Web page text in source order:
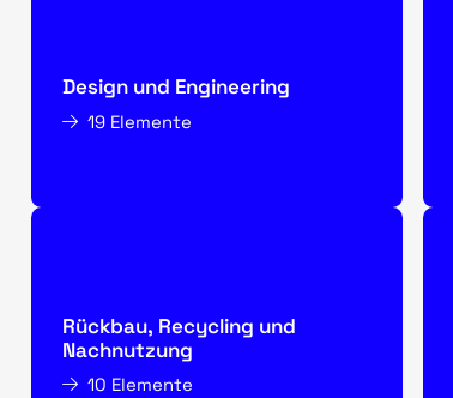
Design und Engineering
19 Elemente
Rückbau, Recycling und
Nachnutzung
10 Elemente